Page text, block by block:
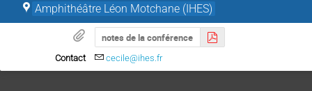
Amphithéâtre Léon Motchane (IHES)
notes de la conférence
Contact cecile@ihes.fr